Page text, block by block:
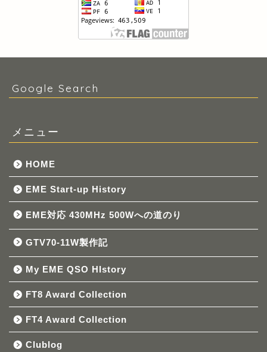
Google Search
メニュー
HOME
EME Start-up History
EME対応 430MHz 500Wへの道のり
GTV70-11W製作記
My EME QSO HIstory
FT8 Award Collection
FT4 Award Collection
Clublog